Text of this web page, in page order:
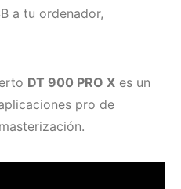
a tu ordenador,
DT 900 PRO X es un
pro de